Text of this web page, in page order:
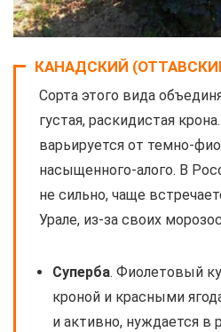
КАНАДСКИЙ
Сорта этого вида
густая, раскидистая
варьируется от темно-
насыщенного-алого. В
не сильно, чаще
Урале, из-за своих
Суперба. Фиолетовый
кроной и красными
и активно, нуждается в